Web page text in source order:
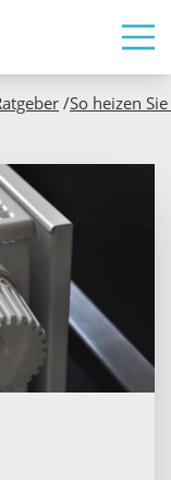
/So heizen